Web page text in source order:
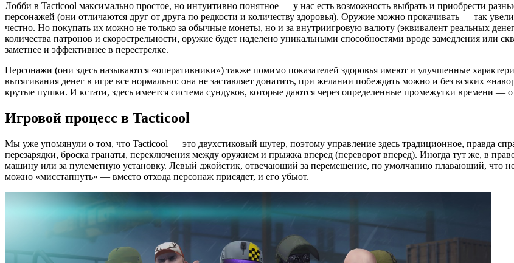
Лобби в Tacticool максимально простое, но интуитивно понятное — у нас есть возможность выбрать и приобрести
персонажей (они отличаются друг от друга по редкости и количеству здоровья). Оружие можно прокачивать — так
честно. Но покупать их можно не только за обычные монеты, но и за внутриигровую валюту (эквивалент реальных
количества патронов и скорострельности, оружие будет наделено уникальными способностями вроде замедления или
заметнее и эффективнее в перестрелке.
Персонажи (они здесь называются «оперативники») также помимо показателей здоровья имеют и улучшенные
вытягивания денег в игре все нормально: она не заставляет донатить, при желании побеждать можно и без всяких
крутые пушки. И кстати, здесь имеется система сундуков, которые даются через определенные промежутки времени —
Игровой процесс в Tacticool
Мы уже упомянули о том, что Tacticool — это двухстиковый шутер, поэтому управление здесь традиционное, правда
перезарядки, броска гранаты, переключения между оружием и прыжка вперед (переворот вперед). Иногда тут же, в
машину или за пулеметную установку. Левый джойстик, отвечающий за перемещение, по умолчанию плавающий, что
можно «мисстапнуть» — вместо отхода персонаж присядет, и его убьют.